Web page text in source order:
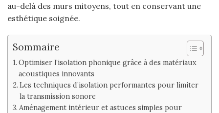
au-delà des murs mitoyens, tout en conservant une
esthétique soignée.
Sommaire
Optimiser l’isolation phonique grâce à des matériaux
acoustiques innovants
Les techniques d’isolation performantes pour limiter
la transmission sonore
Aménagement intérieur et astuces simples pour